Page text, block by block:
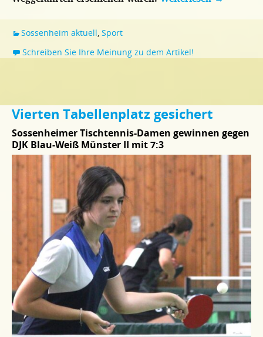
Sossenheim aktuell Sport
Schreiben Sie Ihre Meinung zu dem Artikel!
Vierten Tabellenplatz gesichert
Sossenheimer Tischtennis-Damen gewinnen gegen
DJK Blau-Weiß Münster II mit 7:3